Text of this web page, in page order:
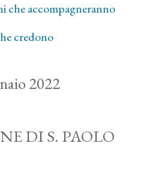
che accompagneranno
credono
2022
DI S. PAOLO